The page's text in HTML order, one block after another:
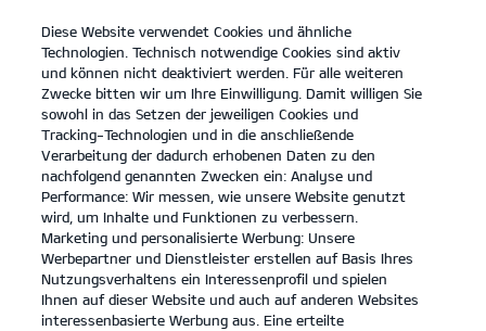
open
menu
KONTAKT
Entdecken
... ... ENTDECKEN
Der Kia Niro.
Denk einfach mal größer.
Diese Website verwendet Cookies und ähnliche
Technologien. Technisch notwendige Cookies sind aktiv
und können nicht deaktiviert werden. Für alle weiteren
Zwecke bitten wir um Ihre Einwilligung. Damit willigen Sie
sowohl in das Setzen der jeweiligen Cookies und
Tracking-Technologien und in die anschließende
Verarbeitung der dadurch erhobenen Daten zu den
nachfolgend genannten Zwecken ein: Analyse und
Performance: Wir messen, wie unsere Website genutzt
wird, um Inhalte und Funktionen zu verbessern.
Marketing und personalisierte Werbung: Unsere
Werbepartner und Dienstleister erstellen auf Basis Ihres
Nutzungsverhaltens ein Interessenprofil und spielen
Ihnen auf dieser Website und auch auf anderen Websites
interessenbasierte Werbung aus. Eine erteilte